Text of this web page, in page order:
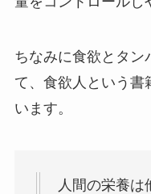
ちなみに食欲とタン
て、食欲人という書
います。
人間の栄養